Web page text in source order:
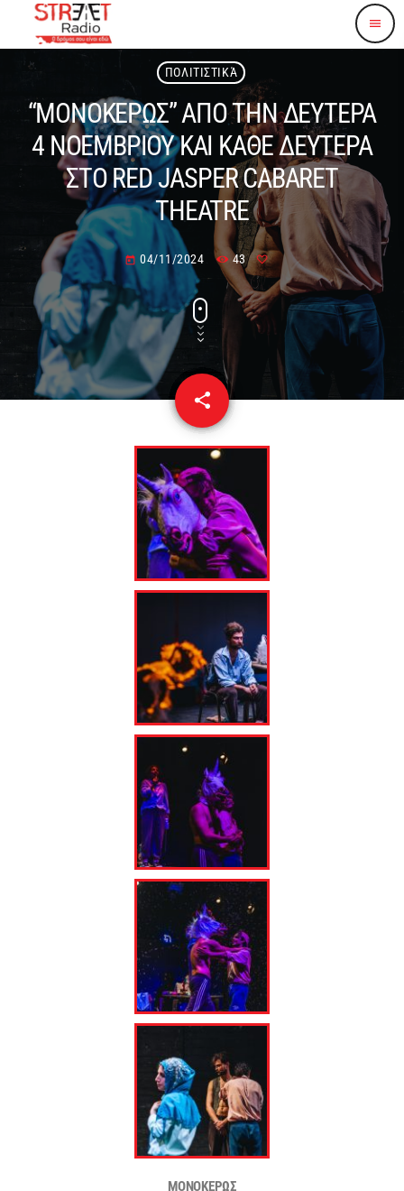
menu
ΠΟΛΙΤΙΣΤΙΚΆ
“ΜΟΝΟΚΕΡΩΣ” ΑΠΟ ΤΗΝ ΔΕΥΤΕΡΑ
4 ΝΟΕΜΒΡΙΟΥ ΚΑΙ ΚΑΘΕ ΔΕΥΤΕΡΑ
ΣΤΟ RED JASPER CABARET
THEATRE
today 04/11/2024 43
share
email
ΜΟΝΟΚΕΡΩΣ